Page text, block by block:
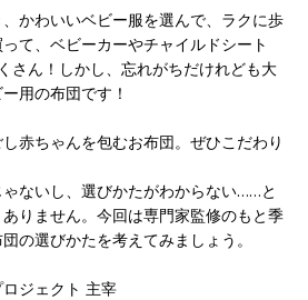
かわいいベビー服を選んで、ラクに歩
て、ベビーカーやチャイルドシート
さん！しかし、忘れがちだけれども大
用の布団です！
赤ちゃんを包むお布団。ぜひこだわり
ないし、選びかたがわからない……と
りません。今回は専門家監修のもと季
の選びかたを考えてみましょう。
ジェクト 主宰